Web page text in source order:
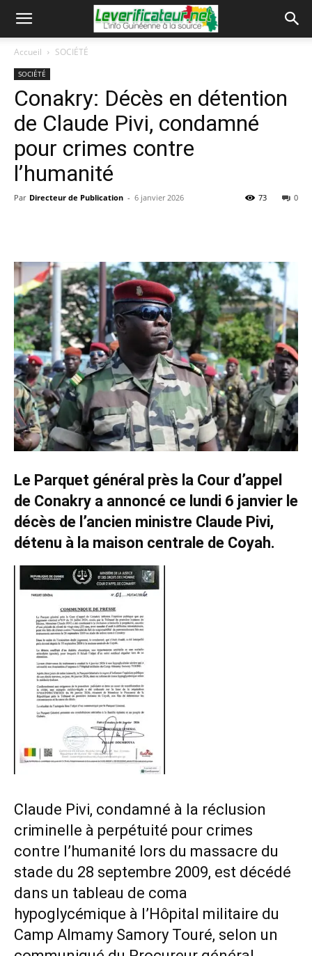
Accueil SOCIÉTÉ
SOCIÉTÉ
Conakry: Décès en détention
de Claude Pivi, condamné
pour crimes contre
l’humanité
Par Directeur de Publication - 6 janvier 2026 0
73
Le Parquet général près la Cour d’appel
de Conakry a annoncé ce lundi 6 janvier le
décès de l’ancien ministre Claude Pivi,
détenu à la maison centrale de Coyah.
Claude Pivi, condamné à la réclusion
criminelle à perpétuité pour crimes
contre l’humanité lors du massacre du
stade du 28 septembre 2009, est décédé
dans un tableau de coma
hypoglycémique à l’Hôpital militaire du
Camp Almamy Samory Touré, selon un